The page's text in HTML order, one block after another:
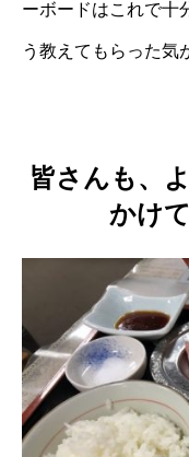
ーボードはこれで十
う教えてもらった気
皆さんも、
かけ